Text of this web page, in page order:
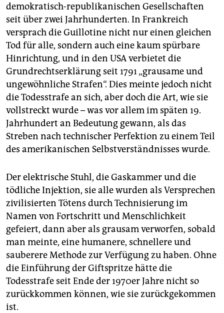
demokratisch-republikanischen Gesellschaften
seit über zwei Jahrhunderten. In Frankreich
versprach die Guillotine nicht nur einen gleichen
Tod für alle, sondern auch eine kaum spürbare
Hinrichtung, und in den USA verbietet die
Grundrechtserklärung seit 1791 „grausame und
ungewöhnliche Strafen“. Dies meinte jedoch nicht
die Todesstrafe an sich, aber doch die Art, wie sie
vollstreckt wurde – was vor allem im späten 19.
Jahrhundert an Bedeutung gewann, als das
Streben nach technischer Perfektion zu einem Teil
des amerikanischen Selbstverständnisses wurde.
Der elektrische Stuhl, die Gaskammer und die
tödliche Injektion, sie alle wurden als Versprechen
zivilisierten Tötens durch Technisierung im
Namen von Fortschritt und Menschlichkeit
gefeiert, dann aber als grausam verworfen, sobald
man meinte, eine humanere, schnellere und
sauberere Methode zur Verfügung zu haben. Ohne
die Einführung der Giftspritze hätte die
Todesstrafe seit Ende der 1970er Jahre nicht so
zurückkommen können, wie sie zurückgekommen
ist.